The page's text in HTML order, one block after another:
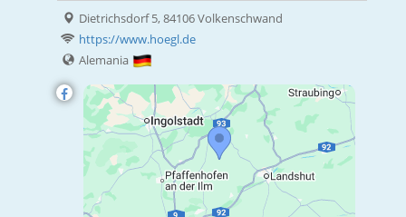
Dietrichsdorf 5, 84106 Volkenschwand
https://www.hoegl.de
Alemania